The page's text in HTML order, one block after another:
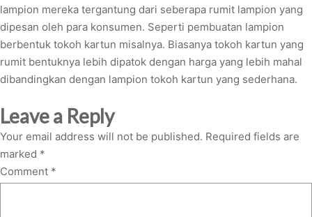
lampion mereka tergantung dari seberapa rumit lampion yang
dipesan oleh para konsumen. Seperti pembuatan lampion
berbentuk tokoh kartun misalnya. Biasanya tokoh kartun yang
rumit bentuknya lebih dipatok dengan harga yang lebih mahal
dibandingkan dengan lampion tokoh kartun yang sederhana.
Leave a Reply
Your email address will not be published. Required fields are
marked *
Comment *